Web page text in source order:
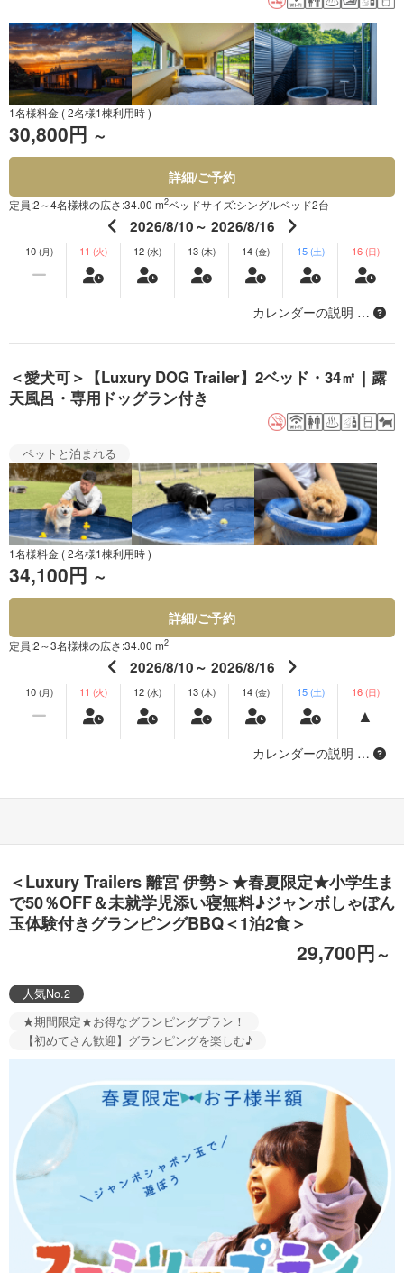
1名様料金 ( 2名様1棟利用時 )
30,800円 ～
詳細/ご予約
定員:2～4名様棟の広さ:34.00 m2ベッドサイズ:シングルベッド2台
2026/8/10～ 2026/8/16
10 (月) 11 (火) 12 (水) 13 (木) 14 (金) 15 (土) 16 (日)
カレンダーの説明 …
＜愛犬可＞【Luxury DOG Trailer】2ベッド・34㎡｜露
天風呂・専用ドッグラン付き
ペットと泊まれる
1名様料金 ( 2名様1棟利用時 )
34,100円 ～
詳細/ご予約
定員:2～3名様棟の広さ:34.00 m2
2026/8/10～ 2026/8/16
10 (月) 11 (火) 12 (水) 13 (木) 14 (金) 15 (土) 16 (日)
カレンダーの説明 …
＜Luxury Trailers 離宮 伊勢＞★春夏限定★小学生ま
で50％OFF＆未就学児添い寝無料♪ジャンボしゃぼん
玉体験付きグランピングBBQ＜1泊2食＞
29,700円～
人気No.2
★期間限定★お得なグランピングプラン！
【初めてさん歓迎】グランピングを楽しむ♪